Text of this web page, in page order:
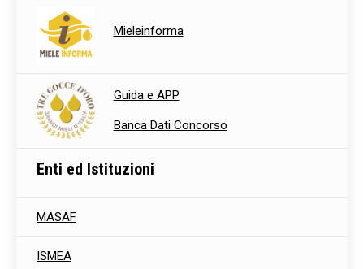
Mieleinforma
Guida e APP
Banca Dati Concorso
Enti ed Istituzioni
MASAF
ISMEA